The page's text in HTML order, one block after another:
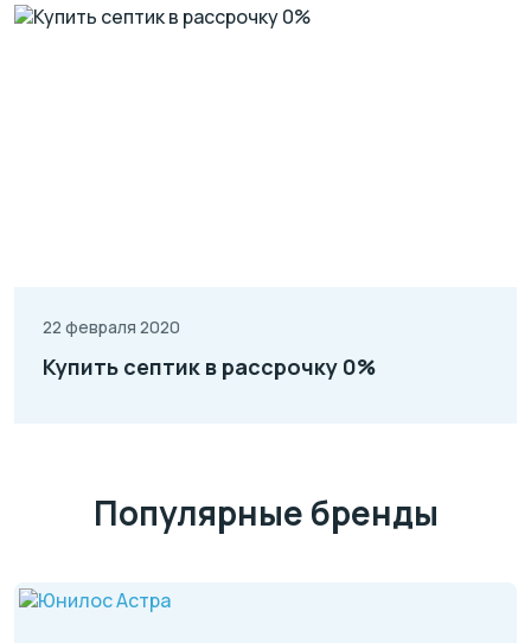
22 февраля 2020
Купить септик в рассрочку 0%
Популярные бренды